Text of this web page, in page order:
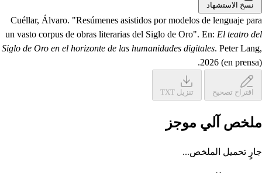
نسخ الاستشهاد
Cuéllar, Álvaro. "Resúmenes asistidos por modelos de lenguaje para
un vasto corpus de obras literarias del Siglo de Oro". En: El teatro del
Siglo de Oro en el horizonte de las humanidades digitales. Peter Lang,
2026 (en prensa).
اقتراح تصحيح تنزيل TXT
ملخص آلي موجز
جارٍ تحميل الملخص...